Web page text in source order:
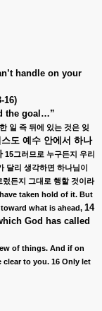
handle on your
16)
the goal…”
한 일 즉 뒤에 있는 것은 잊
도 예수 안에서 하나
15그러므로 누구든지 우리
달리 생각하면 하나님이
렀든지 그대로 행할 것이라
taken hold of it. But
what is ahead, 14
God has called
of things. And if on
to you. 16 Only let